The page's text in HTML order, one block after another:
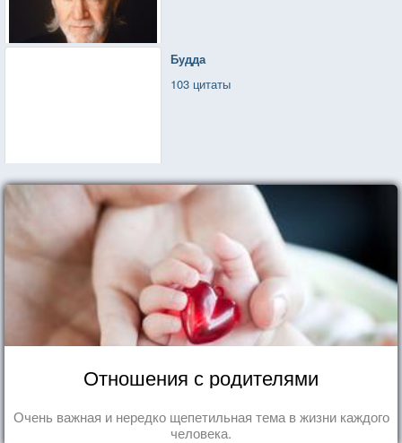
Будда
103 цитаты
Отношения с родителями
Очень важная и нередко щепетильная тема в жизни каждого
человека.